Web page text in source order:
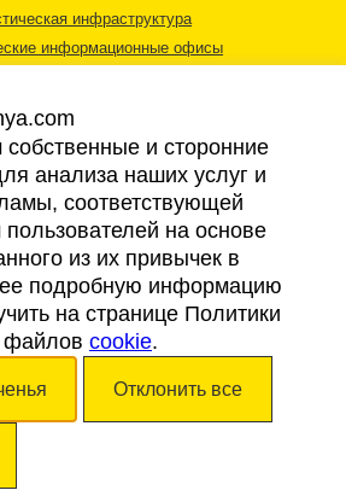
инфраструктура
информационные офисы
Правовая информация
Cookies
Доступность
Каталонский Туристический Совет. Все права
и сторонние
анализа наших услуг и
соответствующей
на основе
из их привычек в
подробную информацию
на странице Политики
файлов cookie.
Отклонить все